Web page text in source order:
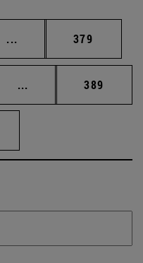
... Páginas intermedias
Página
379
... Páginas intermedias
Página
389